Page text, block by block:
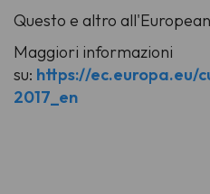
Questo e altro
Maggiori informazioni
su: https://ec.europa.eu/
2017_en